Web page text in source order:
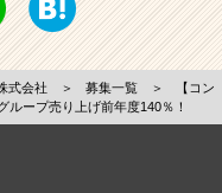
式会社 ＞ 募集一覧 ＞
【コン
ープ売り上げ前年度140％！